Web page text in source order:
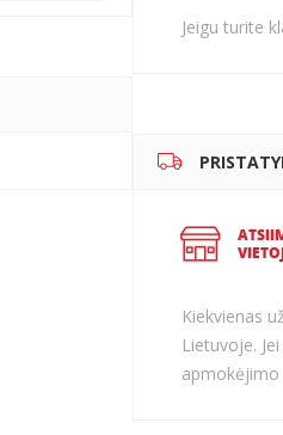
Jeigu turite
Kiekvienas
Lietuvoje.
apmokėjimo